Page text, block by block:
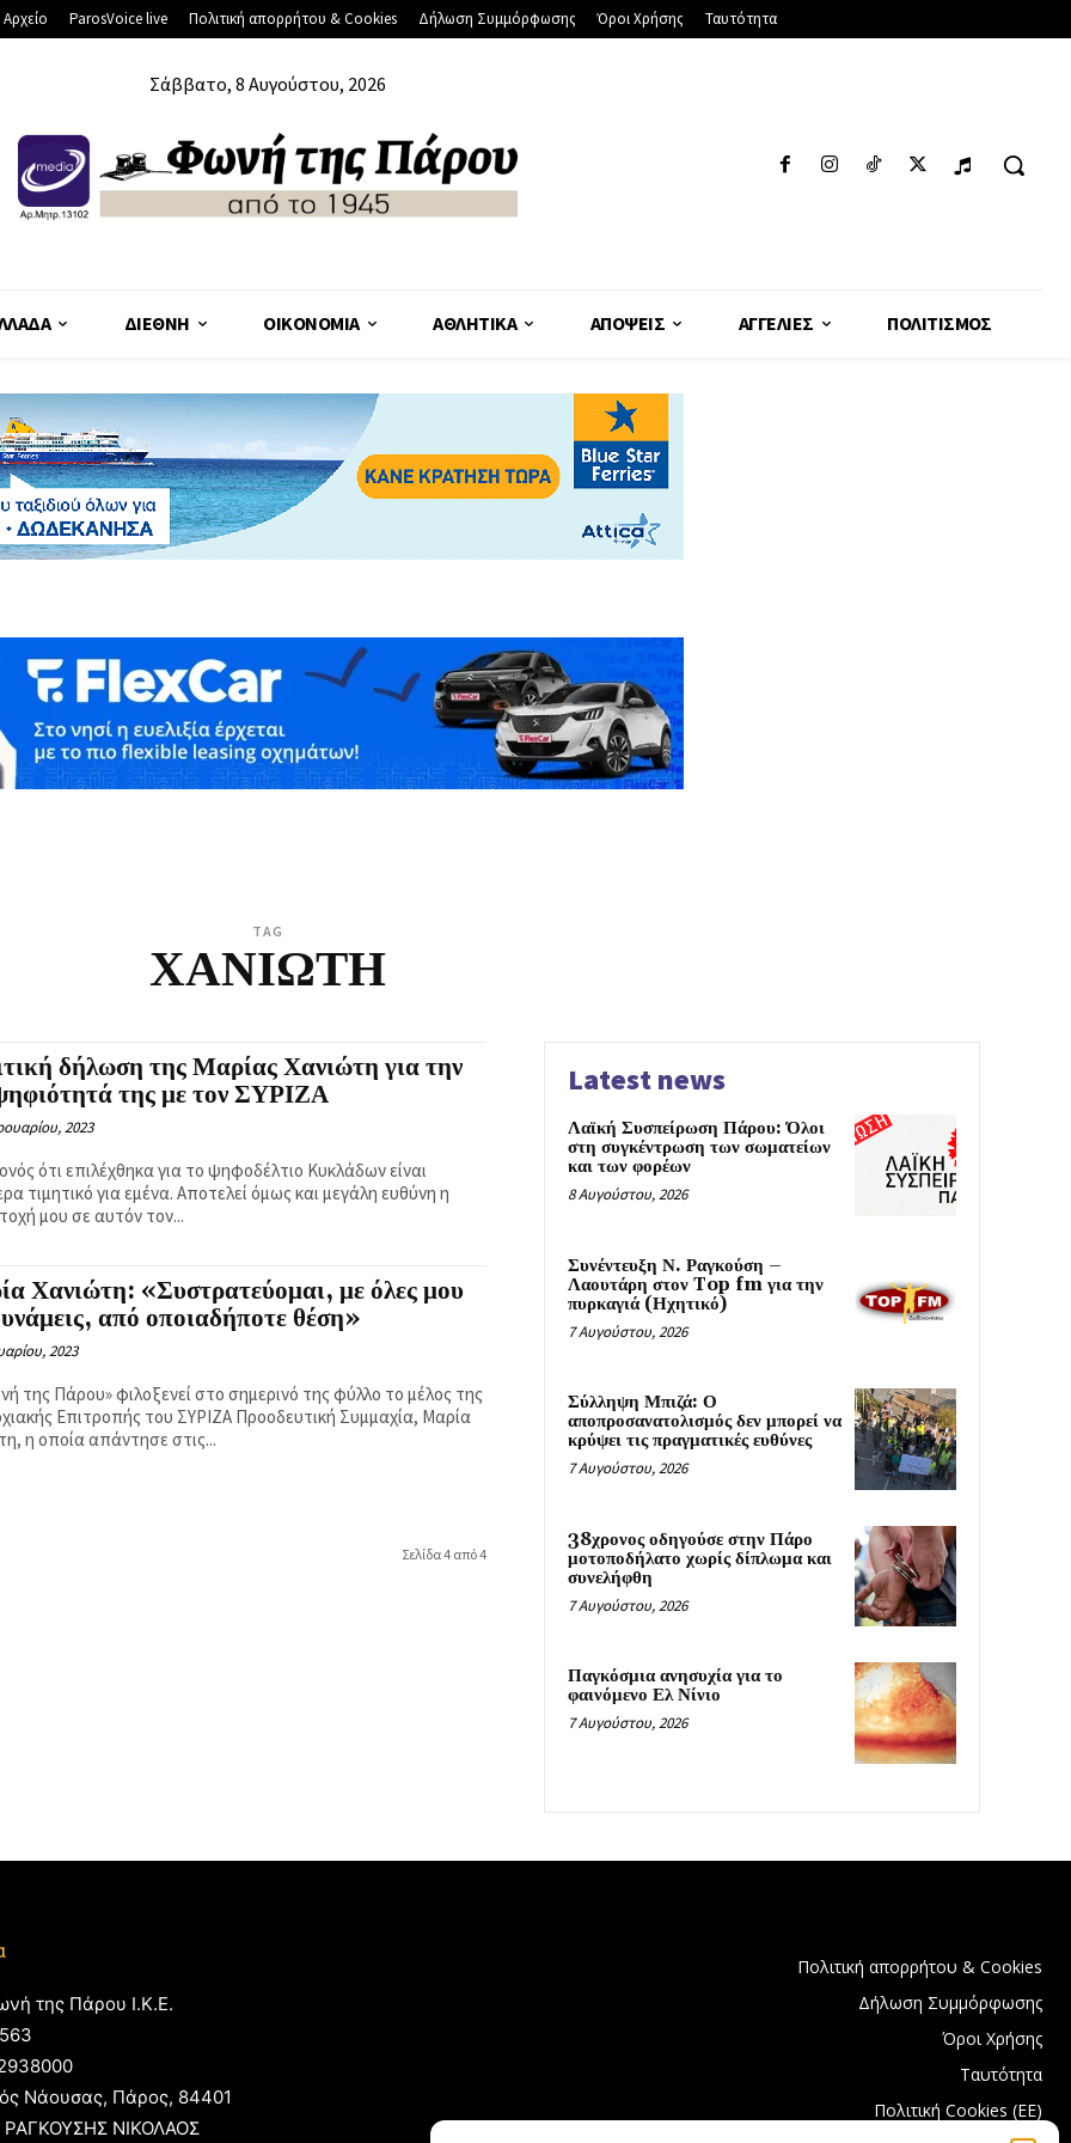
ParosVoice live Πολιτική απορρήτου & Cookies Δήλωση Συμμόρφωσης Όροι Χρήσης Ταυτότητα
Σάββατο, 8 Αυγούστου, 2026
ΔΙΕΘΝΉ ΟΙΚΟΝΟΜΊΑ ΑΘΛΗΤΙΚΆ ΑΠΌΨΕΙΣ ΑΓΓΕΛΊΕΣ ΠΟΛΙΤΙΣΜΌΣ
TAG
ΧΑΝΙΩΤΗ
δήλωση της Μαρίας Χανιώτη για την
της με τον ΣΥΡΙΖΑ
2023
ότι επιλέχθηκα για το ψηφοδέλτιο Κυκλάδων είναι
τιμητικό για εμένα. Αποτελεί όμως και μεγάλη ευθύνη η
μου σε αυτόν τον...
Χανιώτη: «Συστρατεύομαι, με όλες μου
από οποιαδήποτε θέση»
2023
της Πάρου» φιλοξενεί στο σημερινό της φύλλο το μέλος της
Επιτροπής του ΣΥΡΙΖΑ Προοδευτική Συμμαχία, Μαρία
η οποία απάντησε στις...
Σελίδα 4 από 4
Latest news
Λαϊκή Συσπείρωση Πάρου: Όλοι
στη συγκέντρωση των σωματείων
και των φορέων
8 Αυγούστου, 2026
Συνέντευξη Ν. Ραγκούση –
Λαουτάρη στον Top fm για την
πυρκαγιά (Ηχητικό)
7 Αυγούστου, 2026
Σύλληψη Μπιζά: Ο
αποπροσανατολισμός δεν μπορεί να
κρύψει τις πραγματικές ευθύνες
7 Αυγούστου, 2026
38χρονος οδηγούσε στην Πάρο
μοτοποδήλατο χωρίς δίπλωμα και
συνελήφθη
7 Αυγούστου, 2026
Παγκόσμια ανησυχία για το
φαινόμενο Ελ Νίνιο
7 Αυγούστου, 2026
της Πάρου Ι.Κ.Ε.
Νάουσας, Πάρος, 84401
ΝΙΚΟΛΑΟΣ
Πολιτική απορρήτου & Cookies
Δήλωση Συμμόρφωσης
Όροι Χρήσης
Ταυτότητα
Πολιτική Cookies (ΕΕ)